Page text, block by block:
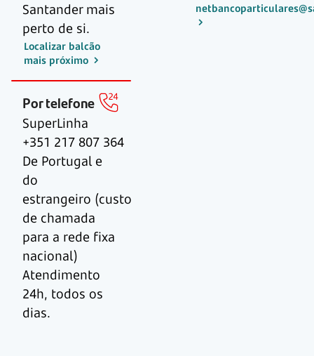
Santander mais
perto de si.
Localizar balcão
mais próximo
Por telefone
SuperLinha
+351 217 807 364
De Portugal e
do
estrangeiro (custo
de chamada
para a rede fixa
nacional)
Atendimento
24h, todos os
dias.